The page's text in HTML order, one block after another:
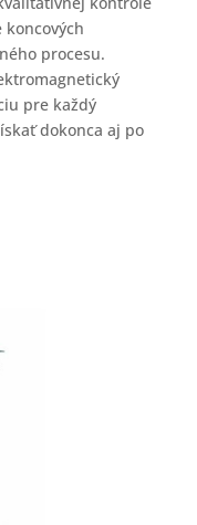
procesu.
pre každý
dokonca aj po